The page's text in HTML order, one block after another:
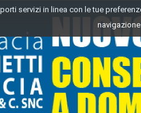
servizi in linea con le tue